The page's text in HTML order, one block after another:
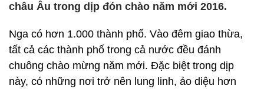
châu Âu trong dịp đón chào năm mới 2016.
Nga có hơn 1.000 thành phố. Vào đêm giao thừa,
tất cả các thành phố trong cả nước đều đánh
chuông chào mừng năm mới. Đặc biệt trong dịp
này, có những nơi trở nên lung linh, ảo diệu hơn